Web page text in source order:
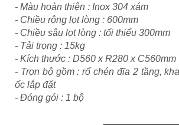
- Màu hoàn thiện : Inox 304 xám
- Chiều rộng lọt lòng : 600mm
- Chiều sâu lọt lòng : tối thiểu 300mm
- Tải trọng : 15kg
- Kích thước : D560 x R280 x C560mm
- Trọn bộ gồm : rổ chén đĩa 2 tầng,
ốc lắp đặt
- Đóng gói : 1 bộ